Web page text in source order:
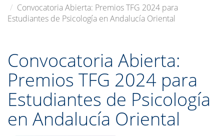
Convocatoria Abierta: Premios TFG 2024 para
Estudiantes de Psicología en Andalucía Oriental
Convocatoria Abierta:
Premios TFG 2024 para
Estudiantes de Psicología
en Andalucía Oriental